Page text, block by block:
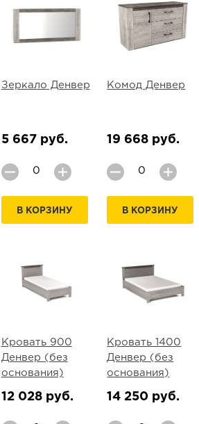
Зеркало Денвер
5 667 руб.
В КОРЗИНУ
Комод Денвер
19 668 руб.
В КОРЗИНУ
Кровать 900
Денвер (без
основания)
12 028 руб.
Кровать 1400
Денвер (без
основания)
14 250 руб.